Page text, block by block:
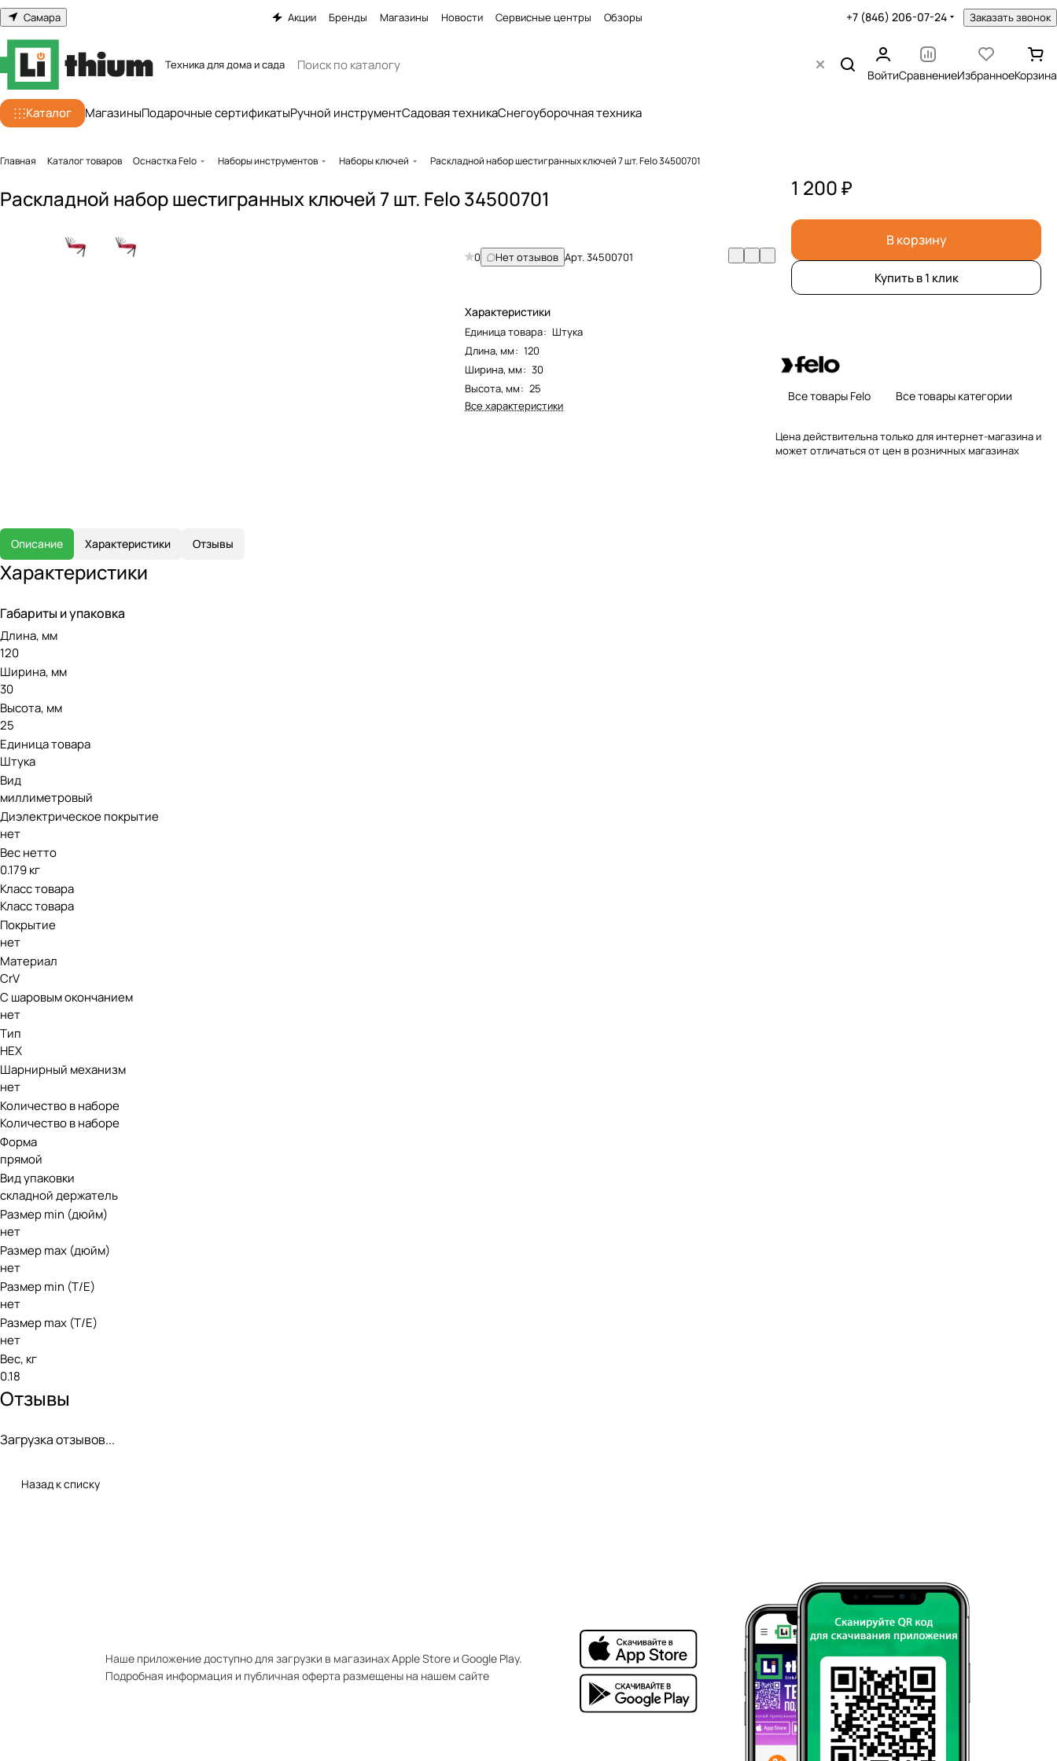
Самара Акции Бренды Магазины Новости Сервисные центры Обзоры +7 (846) 206-07-24 Заказать звонок
Техника для дома и сада
ВойтиСравнениеИзбранноеКорзина
Каталог МагазиныПодарочные сертификатыРучной инструментСадовая техникаСнегоуборочная техника
Главная Каталог товаров Оснастка Felo Наборы инструментов Наборы ключей Раскладной набор шестигранных ключей 7 шт. Felo 34500701
Раскладной набор шестигранных ключей 7 шт. Felo 34500701
0 Нет отзывов Арт.34500701
Характеристики
Единица товара: Штука
Длина, мм: 120
Ширина, мм: 30
Высота, мм: 25
Все характеристики
1 200 ₽
В корзину
Купить в 1 клик
Все товары Felo Все товары категории
Цена действительна только для интернет-магазина и
может отличаться от цен в розничных магазинах
Описание Характеристики Отзывы
Характеристики
Габариты и упаковка
Длина, мм
120
Ширина, мм
30
Высота, мм
25
Единица товара
Штука
Вид
миллиметровый
Диэлектрическое покрытие
нет
Вес нетто
0.179 кг
Класс товара
Класс товара
Покрытие
нет
Материал
CrV
С шаровым окончанием
нет
Тип
HEX
Шарнирный механизм
нет
Количество в наборе
Количество в наборе
Форма
прямой
Вид упаковки
складной держатель
Размер min (дюйм)
нет
Размер max (дюйм)
нет
Размер min (Т/E)
нет
Размер max (T/E)
нет
Вес, кг
0.18
Отзывы
Загрузка отзывов...
Назад к списку
Наше приложение доступно для загрузки в магазинах Apple Store и Google Play.
Подробная информация и публичная оферта размещены на нашем сайте